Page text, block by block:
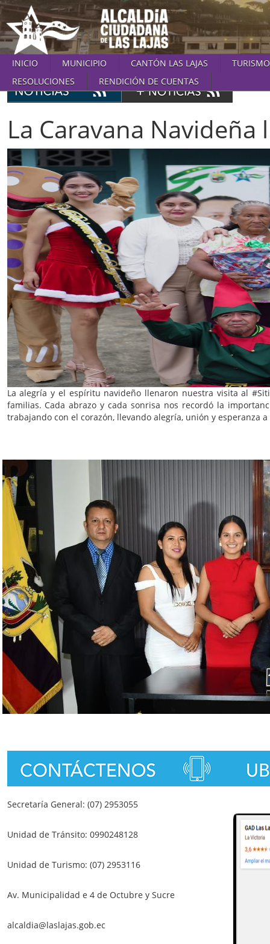
INICIO MUNICIPIO CANTÓN LAS LAJAS
TURISMO
RESOLUCIONES
RENDICIÓN DE CUENTAS
La Caravana
La alegría y el espíritu navideño llenaron nuestra visita al
familias. Cada abrazo y cada sonrisa nos recordó la
trabajando con el corazón, llevando alegría, unión y esperanza
Secretaría General: (07) 2953055
Unidad de Tránsito: 0990248128
Unidad de Turismo: (07) 2953116
Av. Municipalidad e 4 de Octubre y Sucre
alcaldia@laslajas.gob.ec